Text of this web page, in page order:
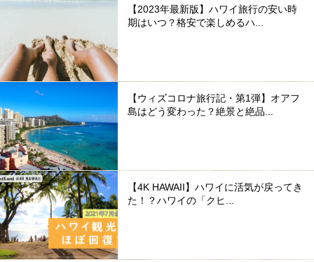
【2023年最新版】ハワイ旅行の安い時
期はいつ？格安で楽しめるハ...
【ウィズコロナ旅行記・第1弾】オアフ
島はどう変わった？絶景と絶品...
【4K HAWAII】ハワイに活気が戻ってき
た！？ハワイの「クヒ...